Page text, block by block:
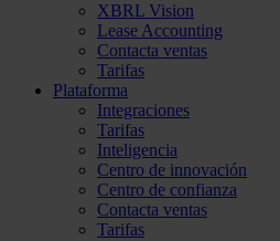
XBRL Vision
Lease Accounting
Contacta ventas
Tarifas
Plataforma
Integraciones
Tarifas
Inteligencia
Centro de innovación
Centro de confianza
Contacta ventas
Tarifas